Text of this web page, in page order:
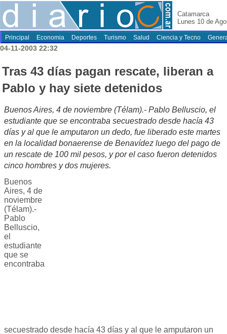
Catamarca
Lunes 10 de
Principal Economia Deportes Turismo Salud Ciencia y Tecno
04-11-2003 22:32
Tras 43 días pagan rescate, liberan a
Pablo y hay siete detenidos
Buenos Aires, 4 de noviembre (Télam).- Pablo Belluscio, el
estudiante que se encontraba secuestrado desde hacía 43
días y al que le amputaron un dedo, fue liberado este martes
en la localidad bonaerense de Benavídez luego del pago de
un rescate de 100 mil pesos, y por el caso fueron detenidos
cinco hombres y dos mujeres.
Buenos
Aires, 4 de
noviembre
(Télam).-
Pablo
Belluscio,
el
estudiante
que se
encontraba
secuestrado desde hacía 43 días y al que le amputaron un